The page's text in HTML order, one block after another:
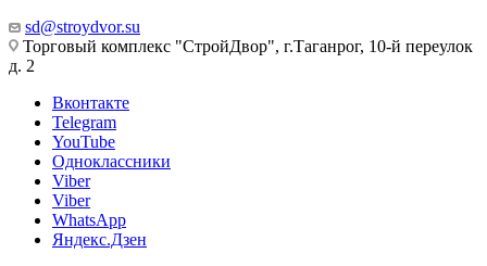
sd@stroydvor.su
Торговый комплекс "СтройДвор", г.Таганрог, 10-й переулок
д. 2
Вконтакте
Telegram
YouTube
Одноклассники
Viber
Viber
WhatsApp
Яндекс.Дзен